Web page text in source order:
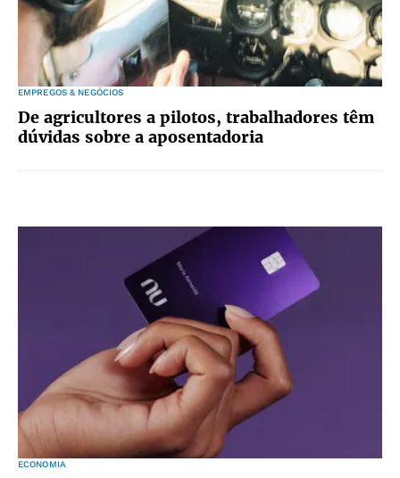
EMPREGOS & NEGÓCIOS
De agricultores a pilotos, trabalhadores têm
dúvidas sobre a aposentadoria
ECONOMIA